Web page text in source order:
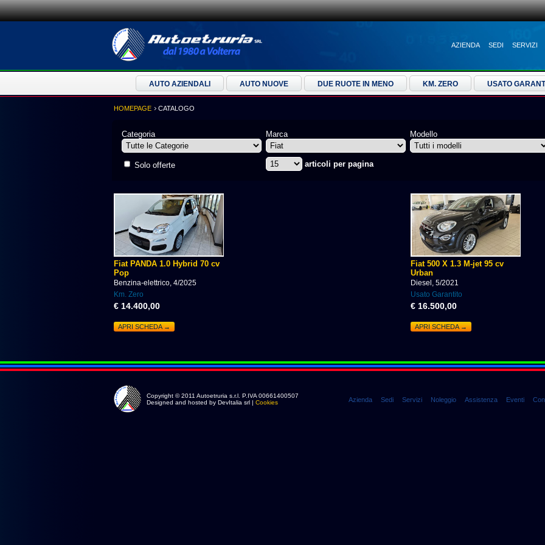
AZIENDA SEDI SERVIZI
AUTO AZIENDALI AUTO NUOVE DUE RUOTE IN MENO KM. ZERO USATO
HOMEPAGE CATALOGO
Categoria Marca Modello
Solo offerte articoli per pagina
Fiat PANDA 1.0 Hybrid 70 cv
Pop
Benzina-elettrico, 4/2025
Km. Zero
€ 14.400,00
APRI SCHEDA →
Fiat 500 X 1.3 M-jet 95 cv
Urban
Diesel, 5/2021
Usato Garantito
€ 16.500,00
APRI SCHEDA →
Copyright © 2011 Autoetruria s.r.l. P.IVA 00661400507
Designed and hosted by DevItalia srl | Cookies Azienda Sedi Servizi Noleggio Assistenza Eventi